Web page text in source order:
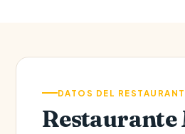
DATOS DEL
Restaurante